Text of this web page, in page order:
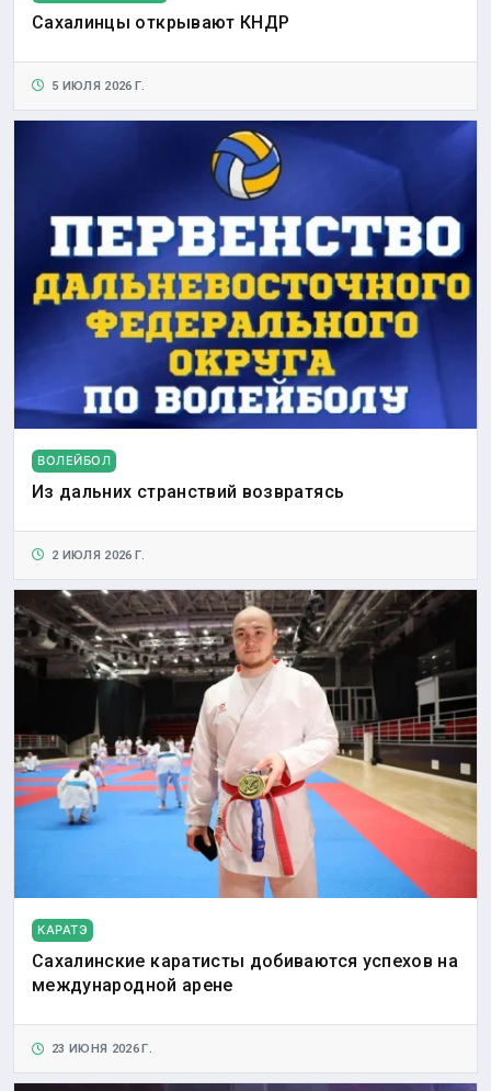
Сахалинцы открывают КНДР
5 ИЮЛЯ 2026 Г.
ВОЛЕЙБОЛ
Из дальних странствий возвратясь
2 ИЮЛЯ 2026 Г.
КАРАТЭ
Сахалинские каратисты добиваются успехов на
международной арене
23 ИЮНЯ 2026 Г.